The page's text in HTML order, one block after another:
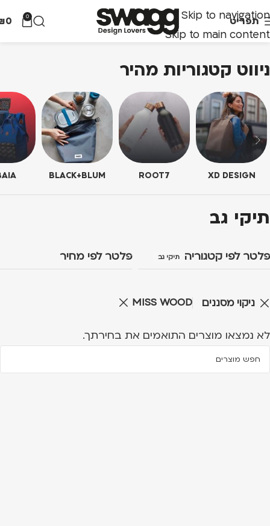
Skip to navigation
Skip to main content
תפריט 0
0
ניווט קטגוריות מהיר
XD DESIGN
ROOT7
BLACK+BLUM
תיקי גב
פלטר לפי קטגוריה תיקי גב פלטר לפי מחיר
ניקוי מסננים MISS WOOD
לא נמצאו מוצרים התואמים את בחירתך.